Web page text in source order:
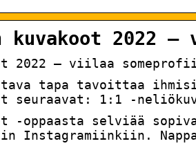
kuvakoot
2022 – viilaa
tapa tavoittaa
seuraavat: 1:1 -
-oppaasta selviää
Instagramiinkiin.